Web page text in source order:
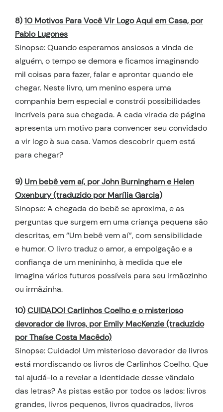
8)10 Motivos Para Você Vir Logo Aqui em Casa, por
Pablo Lugones
Sinopse: Quando esperamos ansiosos a vinda de
alguém, o tempo se demora e ficamos imaginando
mil coisas para fazer, falar e aprontar quando ele
chegar. Neste livro, um menino espera uma
companhia bem especial e constrói possibilidades
incríveis para sua chegada. A cada virada de página
apresenta um motivo para convencer seu convidado
a vir logo à sua casa. Vamos descobrir quem está
para chegar?
9) Um bebê vem aí, por John Burningham e Helen
Oxenbury (traduzido por Marília Garcia)
Sinopse: A chegada do bebê se aproxima, e as
perguntas que surgem em uma criança pequena são
descritas, em “Um bebê vem aí”, com sensibilidade
e humor. O livro traduz o amor, a empolgação e a
confiança de um menininho, à medida que ele
imagina vários futuros possíveis para seu irmãozinho
ou irmãzinha.
10)CUIDADO! Carlinhos Coelho e o misterioso
devorador de livros, por Emily MacKenzie (traduzido
por Thaíse Costa Macêdo)
Sinopse: Cuidado! Um misterioso devorador de livros
está mordiscando os livros de Carlinhos Coelho. Que
tal ajudá-lo a revelar a identidade desse vândalo
das letras? As pistas estão por todos os lados: livros
grandes, livros pequenos, livros quadrados, livros